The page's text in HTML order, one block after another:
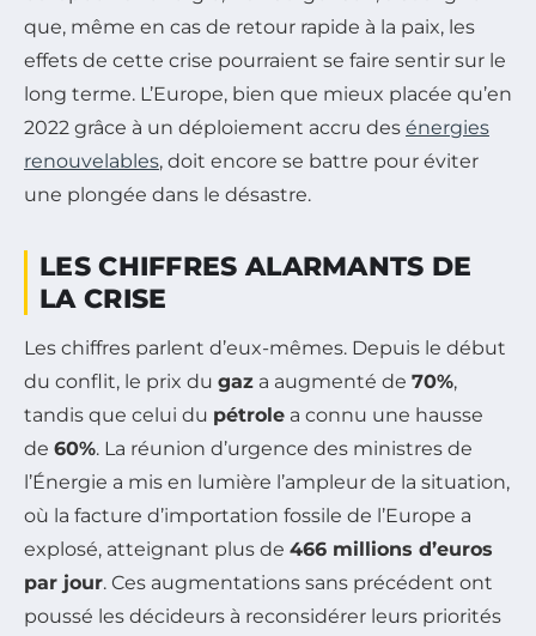
que, même en cas de retour rapide à la paix, les
effets de cette crise pourraient se faire sentir sur le
long terme. L’Europe, bien que mieux placée qu’en
2022 grâce à un déploiement accru des énergies
renouvelables, doit encore se battre pour éviter
une plongée dans le désastre.
LES CHIFFRES ALARMANTS DE
LA CRISE
Les chiffres parlent d’eux-mêmes. Depuis le début
du conflit, le prix du gaz a augmenté de 70%,
tandis que celui du pétrole a connu une hausse
de 60%. La réunion d’urgence des ministres de
l’Énergie a mis en lumière l’ampleur de la situation,
où la facture d’importation fossile de l’Europe a
explosé, atteignant plus de 466 millions d’euros
par jour. Ces augmentations sans précédent ont
poussé les décideurs à reconsidérer leurs priorités